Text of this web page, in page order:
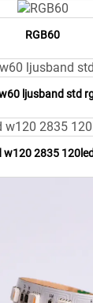
RGB60
ljusband std
w120 2835